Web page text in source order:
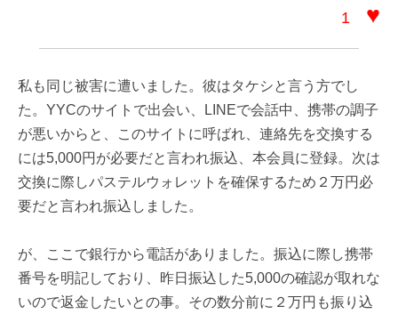
1 ♥
私も同じ被害に遭いました。彼はタケシと言う方でし
た。YYCのサイトで出会い、LINEで会話中、携帯の調子
が悪いからと、このサイトに呼ばれ、連絡先を交換する
には5,000円が必要だと言われ振込、本会員に登録。次は
交換に際しパステルウォレットを確保するため２万円必
要だと言われ振込しました。
が、ここで銀行から電話がありました。振込に際し携帯
番号を明記しており、昨日振込した5,000の確認が取れな
いので返金したいとの事。その数分前に２万円も振り込